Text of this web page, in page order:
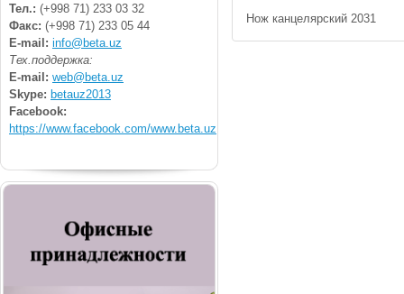
Тел.: (+998 71) 233 03 32
Факс: (+998 71) 233 05 44
E-mail: info@beta.uz
Тех.поддержка:
E-mail: web@beta.uz
Skype: betauz2013
Facebook:
https://www.facebook.com/www.beta.uz
Нож канцелярский 2031